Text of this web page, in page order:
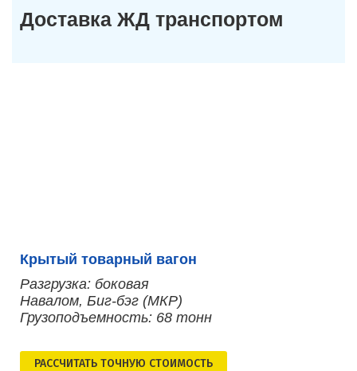
Доставка ЖД транспортом
Крытый товарный вагон
Разгрузка: боковая
Навалом, Биг-бэг (МКР)
Грузоподъемность: 68 тонн
РАСCЧИТАТЬ ТОЧНУЮ СТОИМОСТЬ